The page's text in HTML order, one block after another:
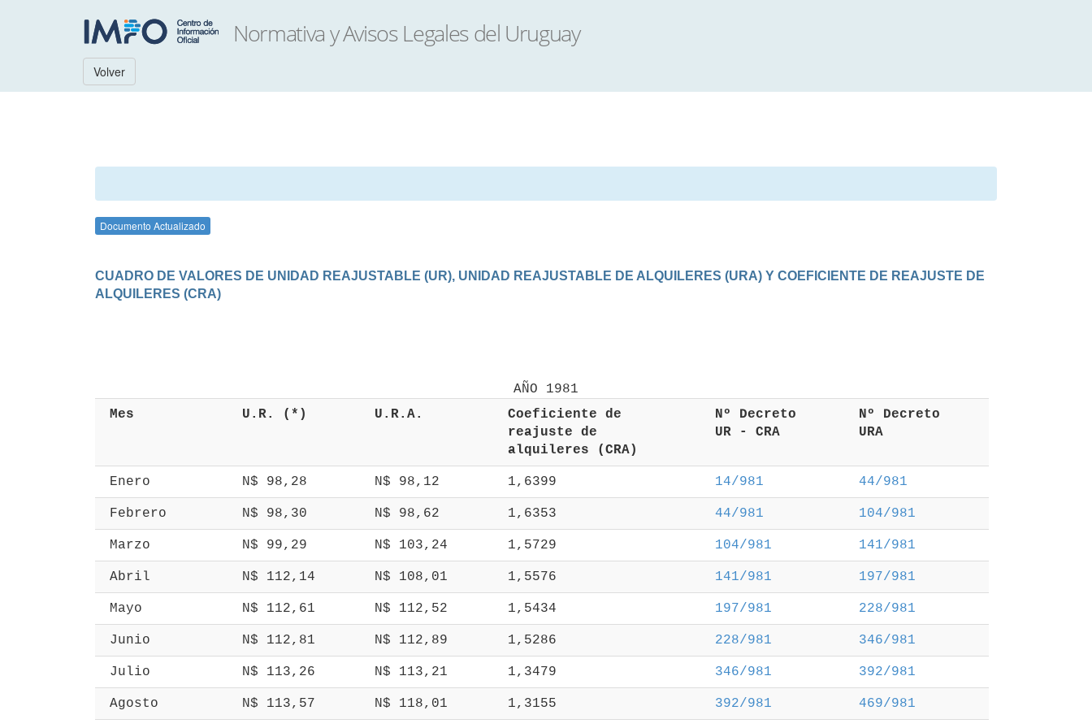
Volver
Documento Actualizado
CUADRO DE VALORES DE UNIDAD REAJUSTABLE (UR), UNIDAD REAJUSTABLE DE ALQUILERES (URA) Y COEFICIENTE DE REAJUSTE DE
ALQUILERES (CRA)
Mes
U.R. (*) U.R.A.
Coeficiente de
reajuste de
alquileres (CRA)
Nº Decreto
UR - CRA
Nº Decreto
URA
Enero N$ 98,28 N$ 98,12 1,6399 14/981 44/981
Febrero N$ 98,30 N$ 98,62 1,6353 44/981 104/981
Marzo N$ 99,29 N$ 103,24 1,5729 104/981 141/981
Abril N$ 112,14 N$ 108,01 1,5576 141/981 197/981
Mayo N$ 112,61 N$ 112,52 1,5434 197/981 228/981
Junio N$ 112,81 N$ 112,89 1,5286 228/981 346/981
Julio N$ 113,26 N$ 113,21 1,3479 346/981 392/981
Agosto N$ 113,57 N$ 118,01 1,3155 392/981 469/981